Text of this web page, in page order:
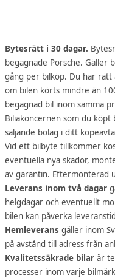
Bytesrätt i 30 dagar.
begagnade Porsche. Gäller
gång per bilköp. Du har
om bilen körts mindre än
begagnad bil inom samma
Biliakoncernen som du köpt
säljande bolag i ditt
Vid ett bilbyte tillkommer
eventuella nya skador,
av garantin. Eftermonterad
Leverans inom två dagar
helgdagar och eventuellt
bilen kan påverka
Hemleverans gäller inom
på avstånd till adress från
Kvalitetssäkrade bilar är
processer inom varje